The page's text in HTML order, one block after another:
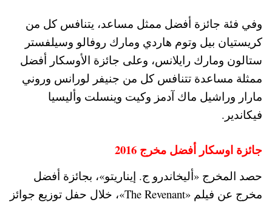
وفي فئة جائزة أفضل ممثل مساعد، يتنافس كل من
كريستيان بيل وتوم هاردي ومارك روفالو وسيلفستر
ستالون ومارك رايلانس، وعلى جائزة الأوسكار أفضل
ممثلة مساعدة تتنافس كل من جنيفر لورانس وروني
مارار وراشيل ماك آدمز وكيت وينسلت وأليسيا
فيكاندير.
جائزة اوسكار أفضل مخرج 2016
حصد المخرج «أليخاندرو ج. إيناريتو»، بجائزة أفضل
مخرج عن فيلم «The Revenant»، خلال حفل توزيع جوائز